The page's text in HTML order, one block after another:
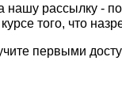
нашу рассылку -
того, что
первыми